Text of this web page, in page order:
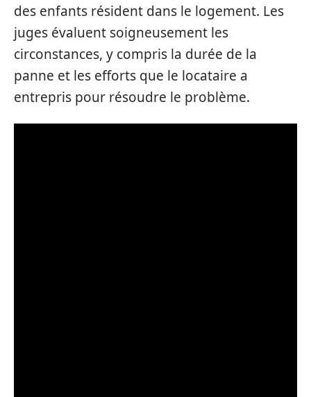
des enfants résident dans le logement. Les
juges évaluent soigneusement les
circonstances, y compris la durée de la
panne et les efforts que le locataire a
entrepris pour résoudre le problème.